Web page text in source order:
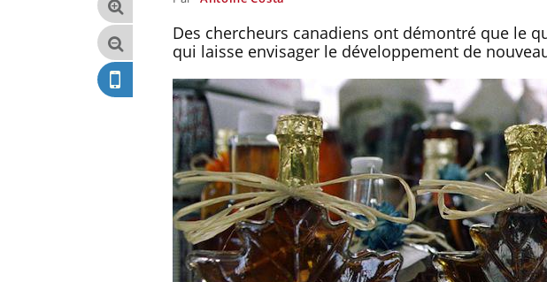
Des chercheurs canadiens ont démontré que le
qui laisse envisager le développement de